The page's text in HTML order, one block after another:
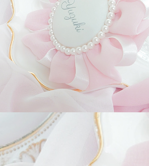
ママでも資格取得 ロゼットレッスン